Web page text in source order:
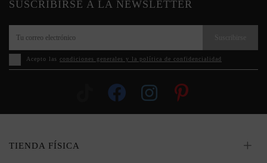
SUSCRIBIRSE A LA NEWSLETTER
Acepto las condiciones generales y la política de confidencialidad
TIENDA FÍSICA